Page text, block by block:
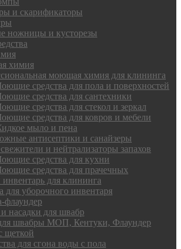
и скарификаторы
ножницы и кусторезы
химия
моющая химия для клининга
средства для пола и поверхностей
средства для сантехники
средства для стекол и зеркал
средства для ковров и мебели
мыло и пена
антисептики и санайзеры
и нейтрализаторы запахов
средства для кухни
средства для прачечных
для клининга
для уборочного инвентаря
флаундер
для швабр
швабры МОП, Кентуки, Флаундер
щеткой
для сгона воды с пола